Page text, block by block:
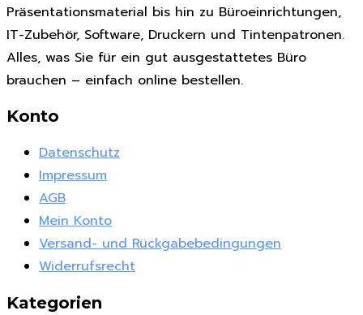
Präsentationsmaterial bis hin zu Büroeinrichtungen,
IT-Zubehör, Software, Druckern und Tintenpatronen.
Alles, was Sie für ein gut ausgestattetes Büro
brauchen – einfach online bestellen.
Konto
Datenschutz
Impressum
AGB
Mein Konto
Versand- und Rückgabebedingungen
Widerrufsrecht
Kategorien